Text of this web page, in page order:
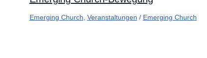
Emerging Church Veranstaltungen / Emerging Church